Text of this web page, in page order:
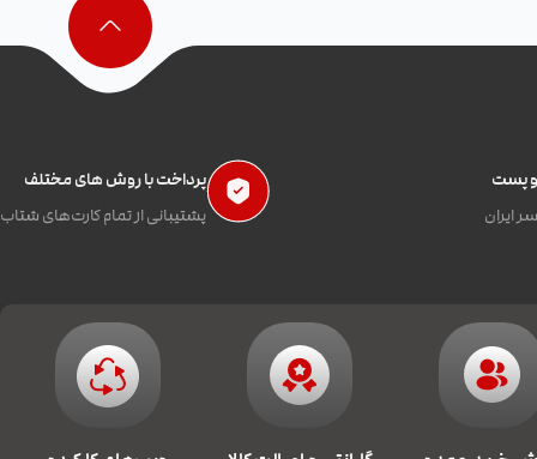
و پست
ایران
پرداخت با روش های مختلف
پشتیبانی از تمام کارت‌های شتاب